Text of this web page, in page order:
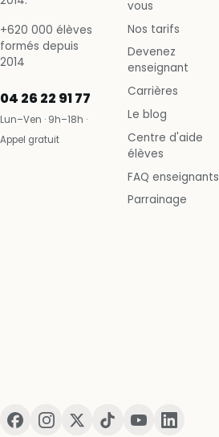
+620 000 élèves
formés depuis
2014
04 26 22 91 77
Lun–Ven · 9h–18h ·
Appel gratuit
vous
Nos tarifs
Devenez
enseignant
Carrières
Le blog
Centre d'aide
élèves
FAQ enseignants
Parrainage